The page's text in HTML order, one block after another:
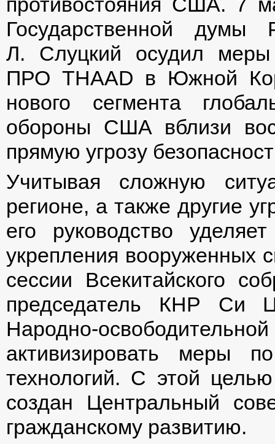
Государственной
Л. Слуцкий осудил
ПРО THAAD в Южной
нового сегмента
обороны США вблизи
прямую угрозу
Учитывая сложную
регионе, а также другие
его руководство
укрепления вооруженных
сессии Всекитайского
председатель КНР Си
Народно-
активизировать меры
технологий. С этой
создан Центральный
гражданскому развитию.